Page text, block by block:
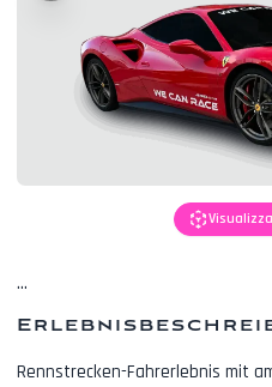
...
Rennstrecken-Fahrerlebnis mit